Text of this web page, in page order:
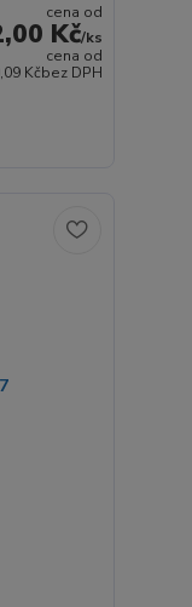
cena od
Kč/ks
cena od
Kčbez DPH